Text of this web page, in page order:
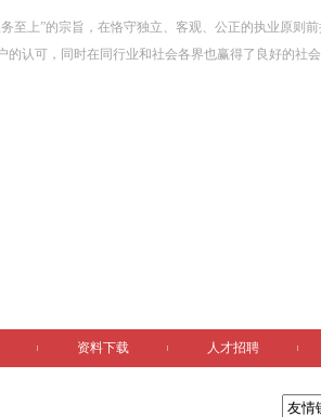
至上”的宗旨，在恪守独立、客观、公正的执业原则
认可，同时在同行业和社会各界也赢得了良好的社
资料下载 人才招聘